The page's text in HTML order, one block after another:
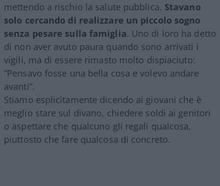
mettendo a rischio la salute pubblica. Stavano
solo cercando di realizzare un piccolo sogno
senza pesare sulla famiglia. Uno di loro ha detto
di non aver avuto paura quando sono arrivati i
vigili, ma di essere rimasto molto dispiaciuto:
“Pensavo fosse una bella cosa e volevo andare
avanti”.
Stiamo esplicitamente dicendo ai giovani che è
meglio stare sul divano, chiedere soldi ai genitori
o aspettare che qualcuno gli regali qualcosa,
piuttosto che fare qualcosa di concreto.